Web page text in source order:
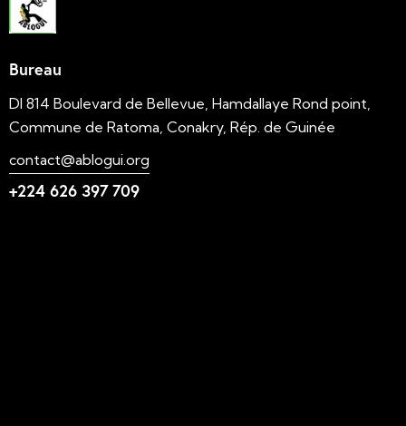
Bureau
DI 814 Boulevard de Bellevue, Hamdallaye Rond point,
Commune de Ratoma, Conakry, Rép. de Guinée
contact@ablogui.org
+224 626 397 709